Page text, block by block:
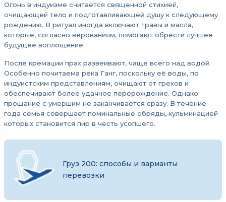
Огонь в индуизме считается священной стихией,
очищающей тело и подготавливающей душу к следующему
рождению. В ритуал иногда включают травы и масла,
которые, согласно верованиям, помогают обрести лучшее
будущее воплощение.
После кремации прах развеивают, чаще всего над водой.
Особенно почитаема река Ганг, поскольку её воды, по
индуистским представлениям, очищают от грехов и
обеспечивают более удачное перерождение. Однако
прощание с умершим не заканчивается сразу. В течение
года семья совершает поминальные обряды, кульминацией
которых становится пир в честь усопшего.
Груз 200: способы и варианты
перевозки